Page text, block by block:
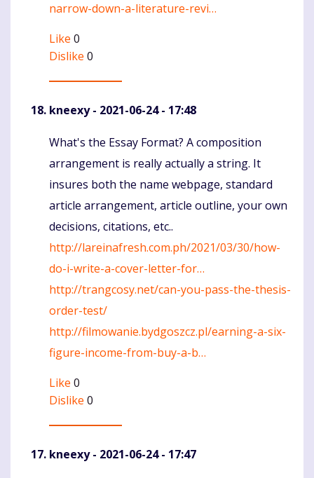
narrow-down-a-literature-revi…
Like 0
Dislike 0
kneexy- 2021-06-24 - 17:48
Komentaras
What's the Essay Format? A composition
arrangement is really actually a string. It
insures both the name webpage, standard
article arrangement, article outline, your own
decisions, citations, etc..
http://lareinafresh.com.ph/2021/03/30/how-
do-i-write-a-cover-letter-for…
http://trangcosy.net/can-you-pass-the-thesis-
order-test/
http://filmowanie.bydgoszcz.pl/earning-a-six-
figure-income-from-buy-a-b…
Like 0
Dislike 0
kneexy- 2021-06-24 - 17:47